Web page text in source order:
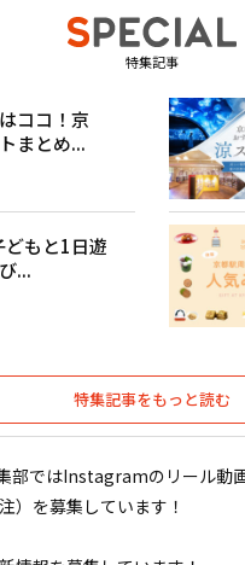
特集記事
ココ！京
まとめ...
どもと1日遊
...
特集記事をもっと読む
部ではInstagramのリール動
）を募集しています！